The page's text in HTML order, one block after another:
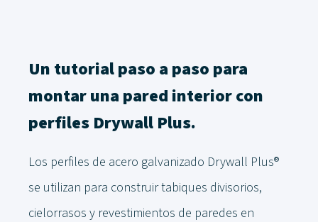
Un tutorial paso a paso para
montar una pared interior con
perfiles Drywall Plus.
Los perfiles de acero galvanizado Drywall Plus®
se utilizan para construir tabiques divisorios,
cielorrasos y revestimientos de paredes en